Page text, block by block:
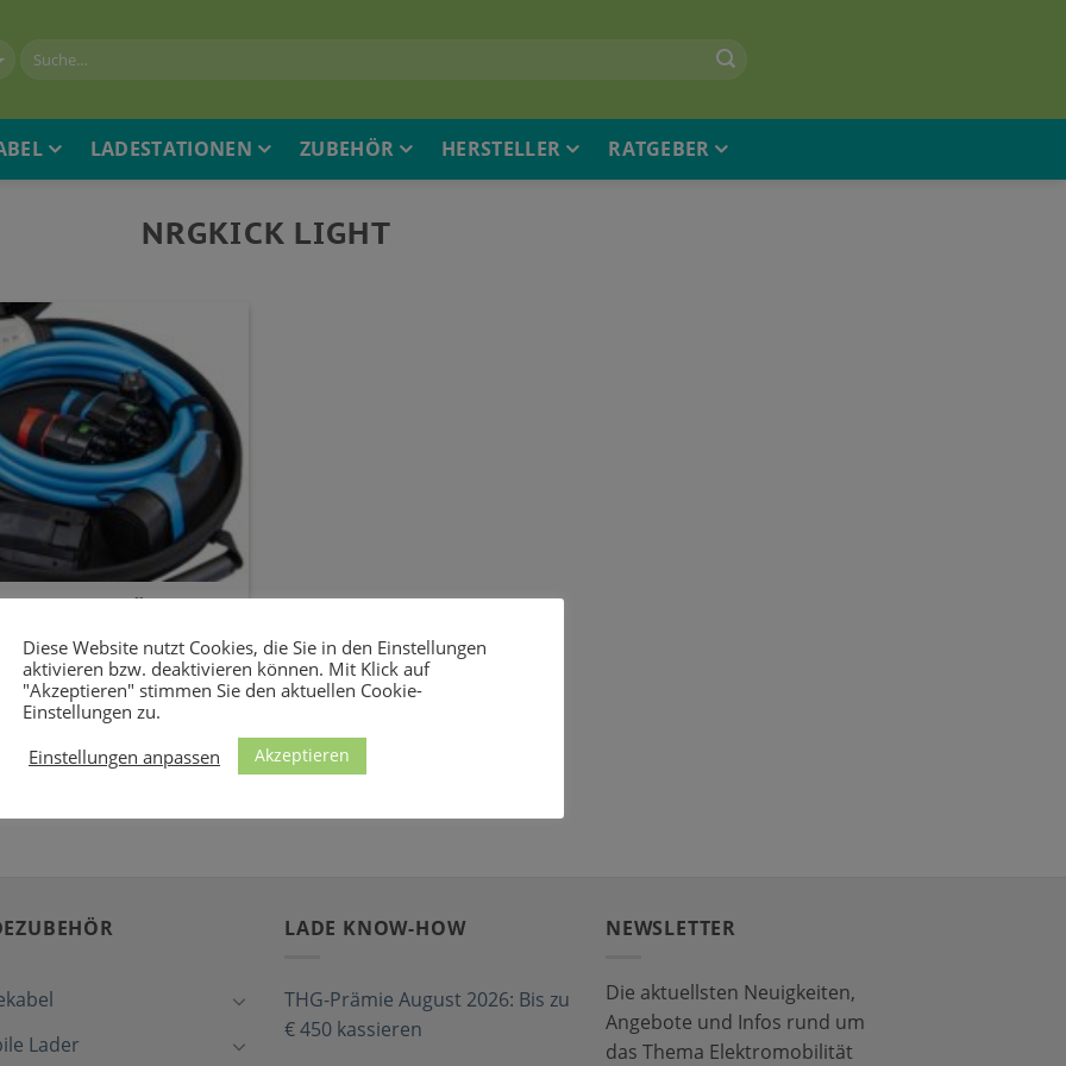
LADESTATIONEN ZUBEHÖR HERSTELLER RATGEBER
NRGKICK LIGHT
Infos zum Überall-
wollen – mit dem
Set [...]
Lader
LADE KNOW-HOW
THG-Prämie August 2026: Bis zu
€ 450 kassieren
NEWSLETTER
Die aktuellsten Neuigkeiten,
Angebote und Infos rund um
das Thema Elektromobilität
Diese Website nutzt Cookies, die Sie in den Einstellungen
aktivieren bzw. deaktivieren können. Mit Klick auf
"Akzeptieren" stimmen Sie den aktuellen Cookie-
Einstellungen zu.
Einstellungen anpassen
Akzeptieren